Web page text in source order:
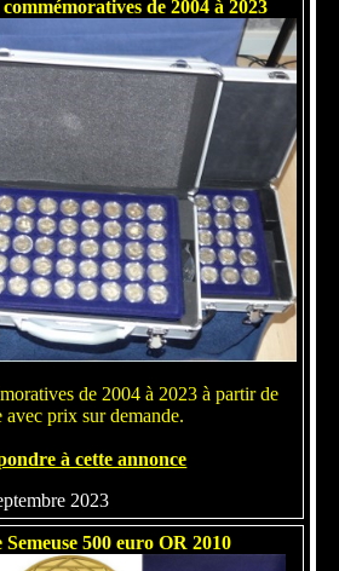
de 2004 à 2023
de 2004 à 2023 à partir de
prix sur demande.
à cette annonce
2023
Semeuse 500 euro OR 2010